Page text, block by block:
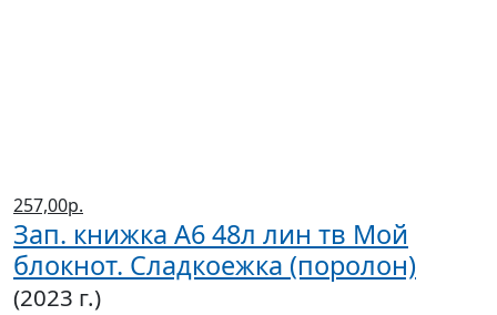
257,00р.
Зап. книжка А6 48л лин тв Мой
блокнот. Сладкоежка (поролон)
(2023 г.)